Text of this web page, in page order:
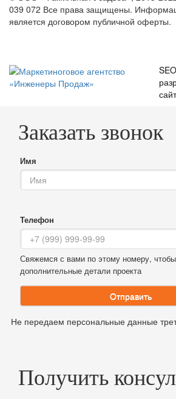
039 072 Все права защищены.
является договором публичной оферты.
Заказать звонок
Имя
Телефон
Свяжемся с вами по этому номеру,
дополнительные детали проекта
Отправить
Не передаем персональные данные
Получить